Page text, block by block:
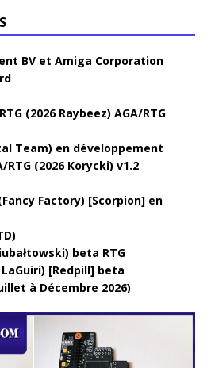
BV et Amiga Corporation
(2026 Raybeez) AGA/RTG
Team) en développement
RTG (2026 Korycki) v1.2
Factory) [Scorpion] en
beta RTG
[Redpill] beta
à Décembre 2026)